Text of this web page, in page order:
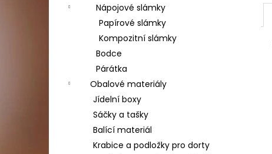
Nápojové slámky
Papírové slámky
Kompozitní slámky
Bodce
Párátka
Obalové materiály
Jídelní boxy
Sáčky a tašky
Balící materiál
Krabice a podložky pro dorty